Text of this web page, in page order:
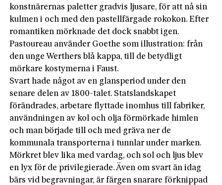
konstnärernas paletter gradvis ljusare, för att nå sin
kulmen i och med den pastellfärgade rokokon. Efter
romantiken mörknade det dock snabbt igen.
Pastoureau använder Goethe som illustration: från
den unge Werthers blå kappa, till de betydligt
mörkare kostymerna i Faust.
Svart hade något av en glansperiod under den
senare delen av 1800-talet. Statslandskapet
förändrades, arbetare flyttade inomhus till fabriker,
användningen av kol och olja förmörkade himlen
och man började till och med gräva ner de
kommunala transporterna i tunnlar under marken.
Mörkret blev lika med vardag, och sol och ljus blev
en lyx för de privilegierade. Även om svart än idag
bärs vid begravningar, är färgen snarare förknippad